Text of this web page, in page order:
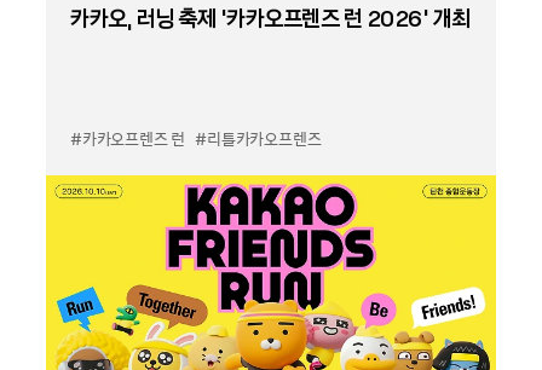
카카오, 러닝 축제 '카카오프렌즈 런 2026' 개최
#카카오프렌즈 런 #리틀카카오프렌즈